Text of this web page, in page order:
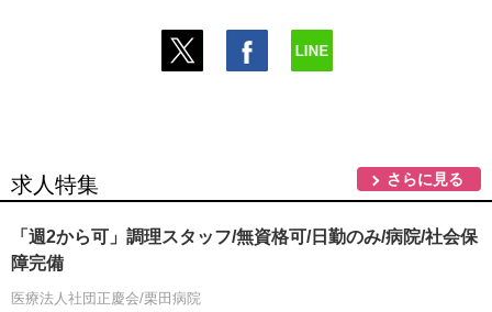
求人特集 さらに見る
「週2から可」調理スタッフ/無資格可/日勤のみ/病院/社会保
障完備
医療法人社団正慶会/栗田病院